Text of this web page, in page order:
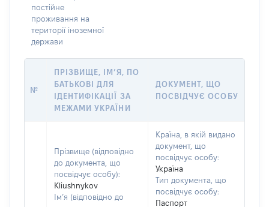
постійне
проживання на
території іноземної
держави
№
ПРІЗВИЩЕ, ІМ’Я, ПО
БАТЬКОВІ ДЛЯ
ІДЕНТИФІКАЦІЇ ЗА
МЕЖАМИ УКРАЇНИ
ДОКУМЕНТ, ЩО
ПОСВІДЧУЄ ОСОБУ
Прізвище (відповідно
до документа, що
посвідчує особу):
Kliushnykov
Ім’я (відповідно до
Країна, в якій видано
документ, що
посвідчує особу:
Україна
Тип документа, що
посвідчує особу:
Паспорт